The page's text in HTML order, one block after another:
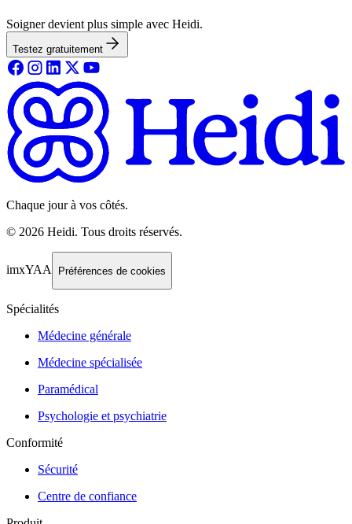
Soigner devient plus simple avec Heidi.
Testez gratuitement
Chaque jour à vos côtés.
© 2026 Heidi. Tous droits réservés.
imxYAA Préférences de cookies
Spécialités
Médecine générale
Médecine spécialisée
Paramédical
Psychologie et psychiatrie
Conformité
Sécurité
Centre de confiance